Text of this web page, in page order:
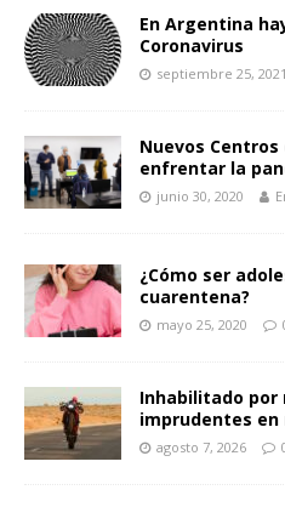
En Argentina
Coronavirus
septiembre 25, 2021
Nuevos
enfrentar la
junio 30, 2020
¿Cómo ser
cuarentena?
mayo 25, 2020
Inhabilitado por
imprudentes
agosto 7, 2026